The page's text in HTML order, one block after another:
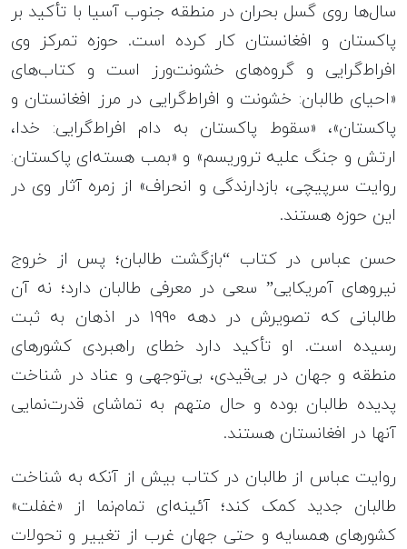
سال‌ها روی گسل بحران در منطقه جنوب آسیا با تأکید بر
پاکستان و افغانستان کار کرده است. حوزه تمرکز وی
افراط‌گرایی و گروه‌های خشونت‌ورز است و کتاب‌های
«احیای طالبان: خشونت و افراط‌گرایی در مرز افغانستان و
پاکستان»، «سقوط پاکستان به دام افراط‌گرایی: خدا،
ارتش و جنگ علیه تروریسم» و «بمب هسته‌ای پاکستان:
روایت سرپیچی، بازدارندگی و انحراف» از زمره آثار وی در
این حوزه هستند.
حسن عباس در کتاب “بازگشت طالبان؛ پس از خروج
نیروهای آمریکایی” سعی در معرفی طالبان دارد؛ نه آن
طالبانی که تصویرش در دهه ۱۹۹۰ در اذهان به ثبت
رسیده است. او تأکید دارد خطای راهبردی کشورهای
منطقه و جهان در بی‌قیدی، بی‌توجهی و عناد در شناخت
پدیده طالبان بوده و حال متهم به تماشای قدرت‌نمایی
آنها در افغانستان هستند.
روایت عباس از طالبان در کتاب بیش از آنکه به شناخت
طالبان جدید کمک کند؛ آئینه‌ای تمام‌نما از «غفلت»
کشورهای همسایه و حتی جهان غرب از تغییر و تحولات